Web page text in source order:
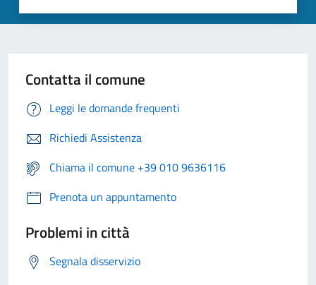
Contatta il comune
Leggi le domande frequenti
Richiedi Assistenza
Chiama il comune +39 010 9636116
Prenota un appuntamento
Problemi in città
Segnala disservizio